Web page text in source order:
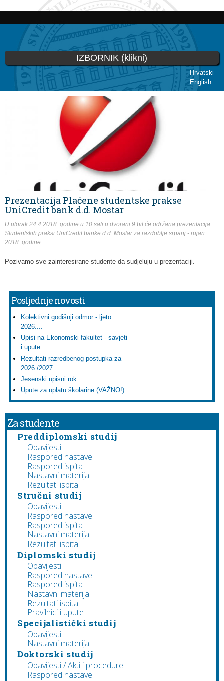
Skoči
glavni
sadržaj
Hrvatski
English
IZBORNIK (klikni)
Vi ste ovdje
Prezentacija Plaćene studentske prakse
UniCredit bank d.d. Mostar
U utorak 24.4.2018. godine u 10 sati u dvorani 9 bit će održana prezentacija
Studentskih praksi UniCredit banke d.d. Mostar za razdoblje srpanj - rujan
2018. godine.
Pozivamo sve zainteresirane studente da sudjeluju u prezentaciji.
Posljednje novosti
Kolektivni godišnji odmor - ljeto
2026....
Upisi na Ekonomski fakultet - savjeti
i upute
Rezultati razredbenog postupka za
2026./2027.
Jesenski upisni rok
Upute za uplatu školarine (VAŽNO!)
Za studente
Preddiplomski studij
Obavijesti
Raspored nastave
Raspored ispita
Nastavni materijal
Rezultati ispita
Stručni studij
Obavijesti
Raspored nastave
Raspored ispita
Nastavni materijal
Rezultati ispita
Diplomski studij
Obavijesti
Raspored nastave
Raspored ispita
Nastavni materijal
Rezultati ispita
Pravilnici i upute
Specijalistički studij
Obavijesti
Nastavni materijal
Doktorski studij
Obavijesti / Akti i procedure
Raspored nastave